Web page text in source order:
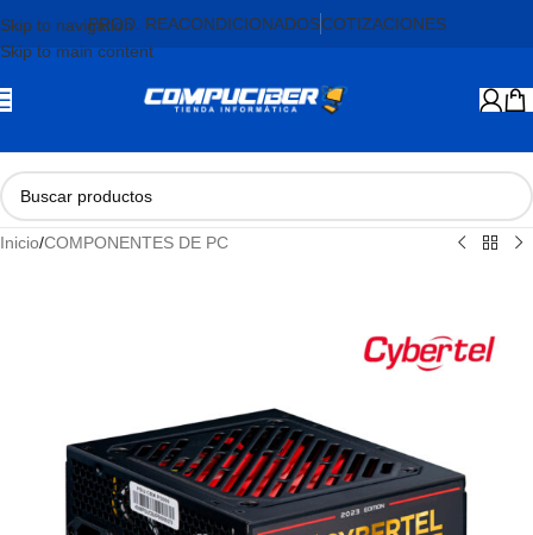
Skip to navigation
Skip to main content
PROD. REACONDICIONADOSCOTIZACIONES
Inicio/COMPONENTES DE PC